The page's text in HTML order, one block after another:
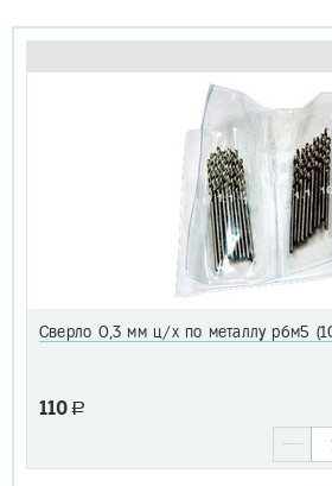
Сверло 0,3 мм ц/х по металлу р6м5
110 a